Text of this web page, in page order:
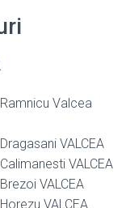
Valcea
VALCEA
VALCEA
VALCEA
VALCEA